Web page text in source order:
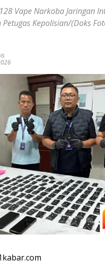
Vape Narkoba Jaringan
Kepolisian/(Doks